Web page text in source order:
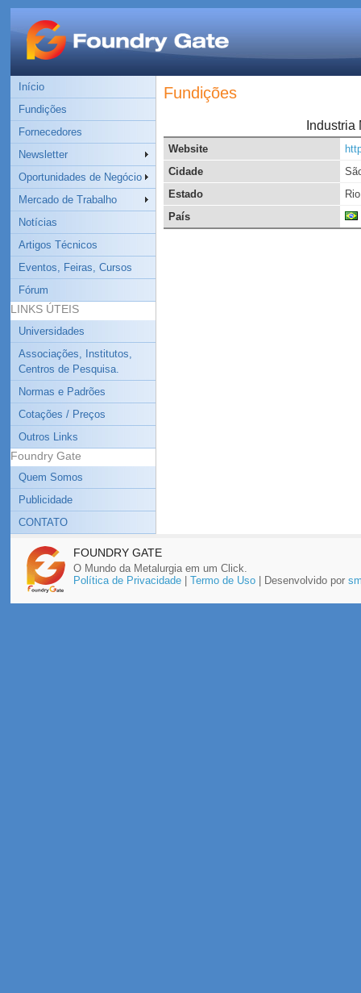
Início
Fundições
Fornecedores
Newsletter
Oportunidades de Negócio
Mercado de Trabalho
Notícias
Artigos Técnicos
Eventos, Feiras, Cursos
Fórum
LINKS ÚTEIS
Universidades
Associações, Institutos,
Centros de Pesquisa.
Normas e Padrões
Cotações / Preços
Outros Links
Foundry Gate
Quem Somos
Publicidade
CONTATO
Fundições
Website
Cidade
Estado
País
FOUNDRY GATE
O Mundo da Metalurgia em um Click.
Política de Privacidade| Termo de Uso| Desenvolvido por